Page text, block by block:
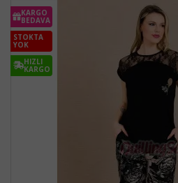
KARGO
BEDAVA
STOKTA
YOK
HIZLI
KARGO